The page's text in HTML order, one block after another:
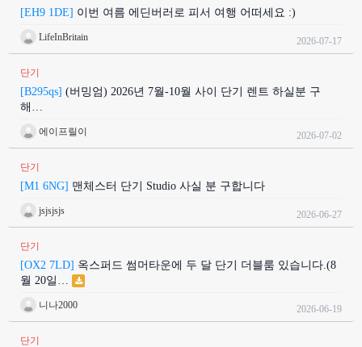
[EH9 1DE] 이번 여름 에딘버러로 피서 여행 어떠세요 :)
LifeInBritain 2026-07-17
단기
[B295qs] (버밍엄) 2026년 7월-10월 사이 단기 렌트 하실분 구
해…
에이프릴이 2026-07-02
단기
[M1 6NG] 맨체스터 단기 Studio 사실 분 구합니다
jsjsjsjs 2026-06-27
단기
[OX2 7LD] 옥스퍼드 썸머타운에 두 달 단기 더블룸 있습니다.(8
월 20일…
니나2000 2026-06-19
단기